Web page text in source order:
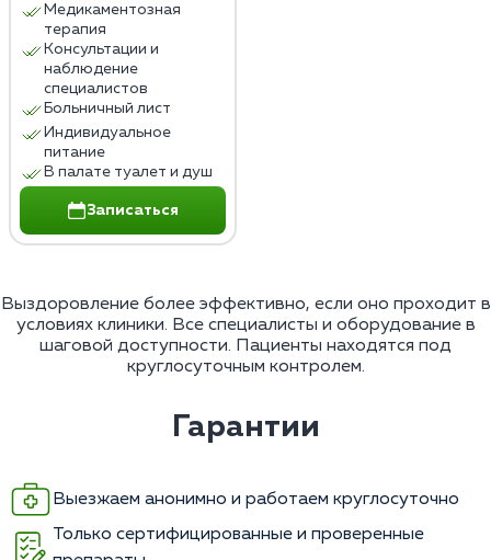
Медикаментозная
терапия
Консультации и
наблюдение
специалистов
Больничный лист
Индивидуальное
питание
В палате туалет и душ
Записаться
Выздоровление более эффективно, если оно проходит в
условиях клиники. Все специалисты и оборудование в
шаговой доступности. Пациенты находятся под
круглосуточным контролем.
Гарантии
Выезжаем анонимно и работаем круглосуточно
Только сертифицированные и проверенные